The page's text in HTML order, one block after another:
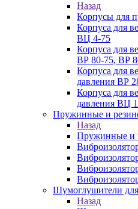
Назад
Корпусы для
Корпуса для
ВЦ 4-75
Корпуса для
ВР 80-75, ВР
Корпуса для
давления ВР
Корпуса для
давления ВЦ
Пружинные и
Назад
Пружинные и
Шумоглушители
Назад